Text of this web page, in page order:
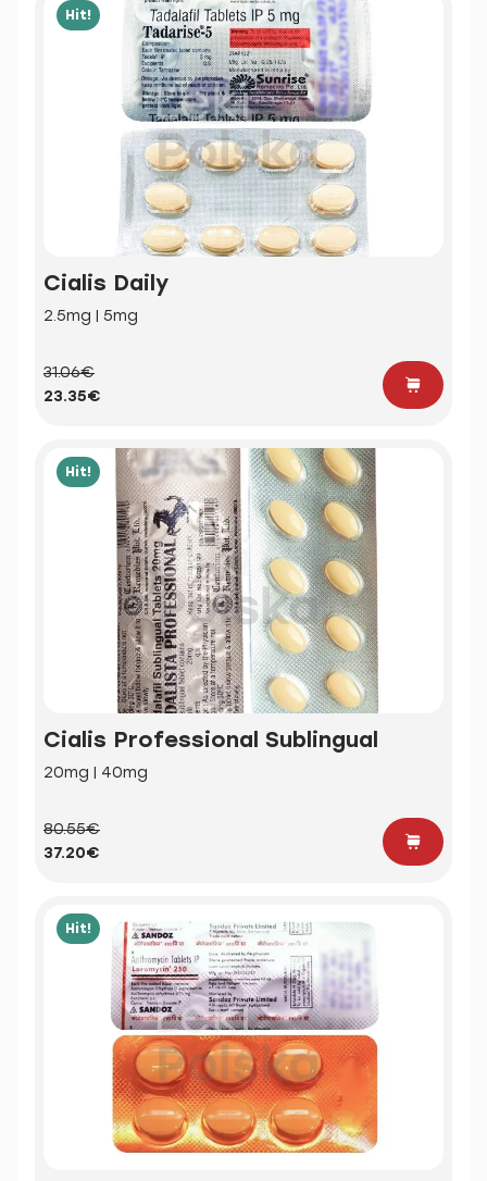
Hit!
Cialis Daily
2.5mg | 5mg
31.06€
23.35€
Hit!
Cialis Professional Sublingual
20mg | 40mg
80.55€
37.20€
Hit!